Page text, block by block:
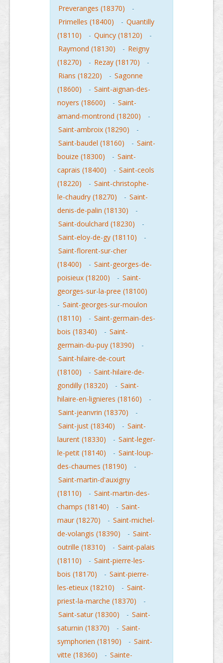
Preveranges (18370)
-
Primelles (18400)
- Quantilly
(18110)
- Quincy (18120)
-
Raymond (18130)
- Reigny
(18270)
- Rezay (18170)
-
Rians (18220)
- Sagonne
(18600)
- Saint-aignan-des-
noyers (18600)
- Saint-
amand-montrond (18200)
-
Saint-ambroix (18290)
-
Saint-baudel (18160)
- Saint-
bouize (18300)
- Saint-
caprais (18400)
- Saint-ceols
(18220)
- Saint-christophe-
le-chaudry (18270)
- Saint-
denis-de-palin (18130)
-
Saint-doulchard (18230)
-
Saint-eloy-de-gy (18110)
-
Saint-florent-sur-cher
(18400)
- Saint-georges-de-
poisieux (18200)
- Saint-
georges-sur-la-pree (18100)
- Saint-georges-sur-moulon
(18110)
- Saint-germain-des-
bois (18340)
- Saint-
germain-du-puy (18390)
-
Saint-hilaire-de-court
(18100)
- Saint-hilaire-de-
gondilly (18320)
- Saint-
hilaire-en-lignieres (18160)
-
Saint-jeanvrin (18370)
-
Saint-just (18340)
- Saint-
laurent (18330)
- Saint-leger-
le-petit (18140)
- Saint-loup-
des-chaumes (18190)
-
Saint-martin-d'auxigny
(18110)
- Saint-martin-des-
champs (18140)
- Saint-
maur (18270)
- Saint-michel-
de-volangis (18390)
- Saint-
outrille (18310)
- Saint-palais
(18110)
- Saint-pierre-les-
bois (18170)
- Saint-pierre-
les-etieux (18210)
- Saint-
priest-la-marche (18370)
-
Saint-satur (18300)
- Saint-
saturnin (18370)
- Saint-
symphorien (18190)
- Saint-
vitte (18360)
- Sainte-